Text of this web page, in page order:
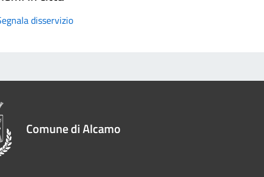
disservizio
Comune di Alcamo